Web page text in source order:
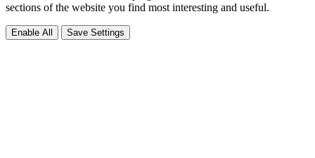
sections of the website you find most interesting and useful.
Enable All Save Settings